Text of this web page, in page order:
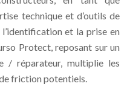
technique et d’outils de
et la prise en
Protect, reposant sur un
/ réparateur, multiplie les
friction potentiels.